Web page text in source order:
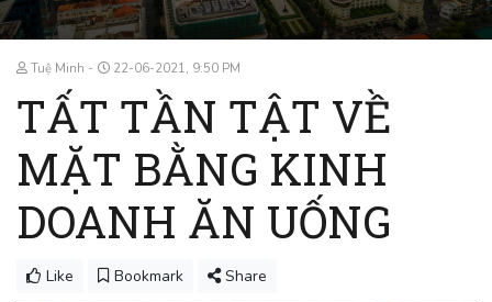
Tuệ Minh 22-06-2021, 9:50 PM
TẤT TẦN TẬT VỀ
MẶT BẰNG KINH
DOANH ĂN UỐNG
Like Bookmark Share